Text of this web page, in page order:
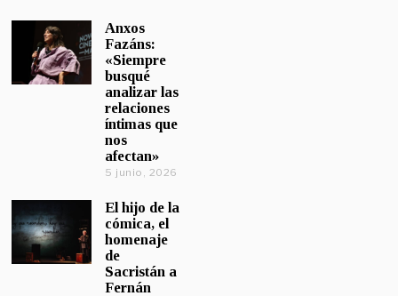
Anxos
Fazáns:
«Siempre
busqué
analizar las
relaciones
íntimas que
nos
afectan»
5 junio, 2026
El hijo de la
cómica, el
homenaje
de
Sacristán a
Fernán